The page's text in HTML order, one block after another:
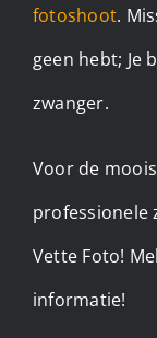
fotoshoot.
geen hebt; Je
zwanger.
Voor de
professionele
Vette Foto!
informatie!